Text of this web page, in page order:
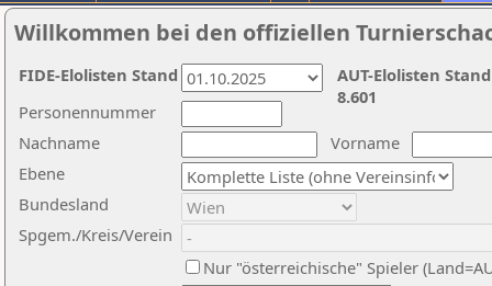
Willkommen bei den offiziellen
Nachname
Vorname
Ebene
Personennummer
Bundesland
Spgem./Kreis/Verein
Nur "österreichische" Spieler
AUT-Elolisten
8.601
FIDE-Elolisten Stand